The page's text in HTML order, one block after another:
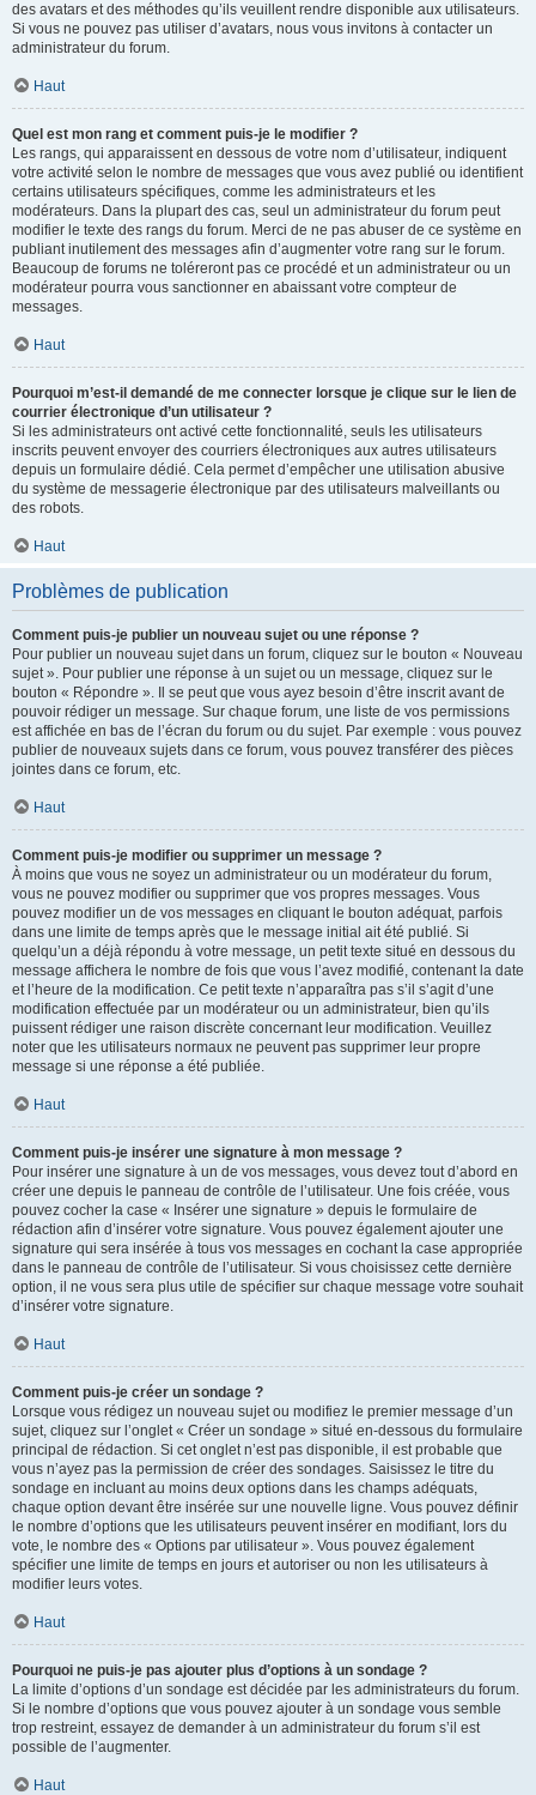
des avatars et des méthodes qu’ils veuillent rendre disponible aux utilisateurs.
Si vous ne pouvez pas utiliser d’avatars, nous vous invitons à contacter un
administrateur du forum.
Haut
Quel est mon rang et comment puis-je le modifier ?
Les rangs, qui apparaissent en dessous de votre nom d’utilisateur, indiquent
votre activité selon le nombre de messages que vous avez publié ou identifient
certains utilisateurs spécifiques, comme les administrateurs et les
modérateurs. Dans la plupart des cas, seul un administrateur du forum peut
modifier le texte des rangs du forum. Merci de ne pas abuser de ce système en
publiant inutilement des messages afin d’augmenter votre rang sur le forum.
Beaucoup de forums ne toléreront pas ce procédé et un administrateur ou un
modérateur pourra vous sanctionner en abaissant votre compteur de
messages.
Haut
Pourquoi m’est-il demandé de me connecter lorsque je clique sur le lien de
courrier électronique d’un utilisateur ?
Si les administrateurs ont activé cette fonctionnalité, seuls les utilisateurs
inscrits peuvent envoyer des courriers électroniques aux autres utilisateurs
depuis un formulaire dédié. Cela permet d’empêcher une utilisation abusive
du système de messagerie électronique par des utilisateurs malveillants ou
des robots.
Haut
Problèmes de publication
Comment puis-je publier un nouveau sujet ou une réponse ?
Pour publier un nouveau sujet dans un forum, cliquez sur le bouton « Nouveau
sujet ». Pour publier une réponse à un sujet ou un message, cliquez sur le
bouton « Répondre ». Il se peut que vous ayez besoin d’être inscrit avant de
pouvoir rédiger un message. Sur chaque forum, une liste de vos permissions
est affichée en bas de l’écran du forum ou du sujet. Par exemple : vous pouvez
publier de nouveaux sujets dans ce forum, vous pouvez transférer des pièces
jointes dans ce forum, etc.
Haut
Comment puis-je modifier ou supprimer un message ?
À moins que vous ne soyez un administrateur ou un modérateur du forum,
vous ne pouvez modifier ou supprimer que vos propres messages. Vous
pouvez modifier un de vos messages en cliquant le bouton adéquat, parfois
dans une limite de temps après que le message initial ait été publié. Si
quelqu’un a déjà répondu à votre message, un petit texte situé en dessous du
message affichera le nombre de fois que vous l’avez modifié, contenant la date
et l’heure de la modification. Ce petit texte n’apparaîtra pas s’il s’agit d’une
modification effectuée par un modérateur ou un administrateur, bien qu’ils
puissent rédiger une raison discrète concernant leur modification. Veuillez
noter que les utilisateurs normaux ne peuvent pas supprimer leur propre
message si une réponse a été publiée.
Haut
Comment puis-je insérer une signature à mon message ?
Pour insérer une signature à un de vos messages, vous devez tout d’abord en
créer une depuis le panneau de contrôle de l’utilisateur. Une fois créée, vous
pouvez cocher la case « Insérer une signature » depuis le formulaire de
rédaction afin d’insérer votre signature. Vous pouvez également ajouter une
signature qui sera insérée à tous vos messages en cochant la case appropriée
dans le panneau de contrôle de l’utilisateur. Si vous choisissez cette dernière
option, il ne vous sera plus utile de spécifier sur chaque message votre souhait
d’insérer votre signature.
Haut
Comment puis-je créer un sondage ?
Lorsque vous rédigez un nouveau sujet ou modifiez le premier message d’un
sujet, cliquez sur l’onglet « Créer un sondage » situé en-dessous du formulaire
principal de rédaction. Si cet onglet n’est pas disponible, il est probable que
vous n’ayez pas la permission de créer des sondages. Saisissez le titre du
sondage en incluant au moins deux options dans les champs adéquats,
chaque option devant être insérée sur une nouvelle ligne. Vous pouvez définir
le nombre d’options que les utilisateurs peuvent insérer en modifiant, lors du
vote, le nombre des « Options par utilisateur ». Vous pouvez également
spécifier une limite de temps en jours et autoriser ou non les utilisateurs à
modifier leurs votes.
Haut
Pourquoi ne puis-je pas ajouter plus d’options à un sondage ?
La limite d’options d’un sondage est décidée par les administrateurs du forum.
Si le nombre d’options que vous pouvez ajouter à un sondage vous semble
trop restreint, essayez de demander à un administrateur du forum s’il est
possible de l’augmenter.
Haut